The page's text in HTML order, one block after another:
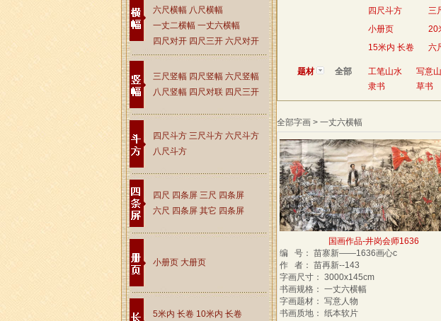
六尺横幅 八尺横幅
一丈二横幅 一丈六横幅
四尺对开 四尺三开 六尺对开
三尺竖幅 四尺竖幅 六尺竖幅
八尺竖幅 四尺对联 四尺三开
四尺斗方 三尺斗方 六尺斗方
八尺斗方
四尺 四条屏 三尺 四条屏
六尺 四条屏 其它 四条屏
小册页 大册页
5米内 长卷 10米内 长卷
四尺斗方
三
小册页
20
15米内 长卷
六
题材 全部 工笔山水 写意
隶书
草书
全部字画 > 一丈六横幅
国画作品-井岗会师1636
编 号： 苗寨新——1636画心c
作 者： 苗再新--143
字画尺寸： 3000x145cm
书画规格： 一丈六横幅
字画题材： 写意人物
书画质地： 纸本软片